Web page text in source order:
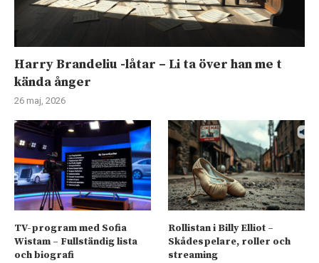
Harry Brandeliu -låtar – Li ta över han me t
kända ånger
26 maj, 2026
TV-program med Sofia
Wistam – Fullständig lista
och biografi
Rollistan i Billy Elliot –
Skådespelare, roller och
streaming